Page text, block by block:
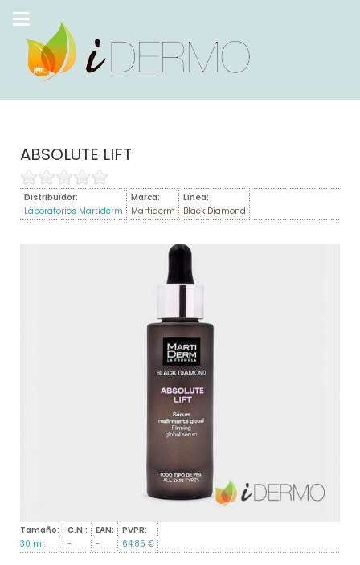
ABSOLUTE LIFT
Distribuidor:
Laboratorios Martiderm
Marca:
Martiderm
Línea:
Black Diamond
Tamaño:
30 ml.
C.N.:
-
EAN:
-
PVPR:
64,85 €